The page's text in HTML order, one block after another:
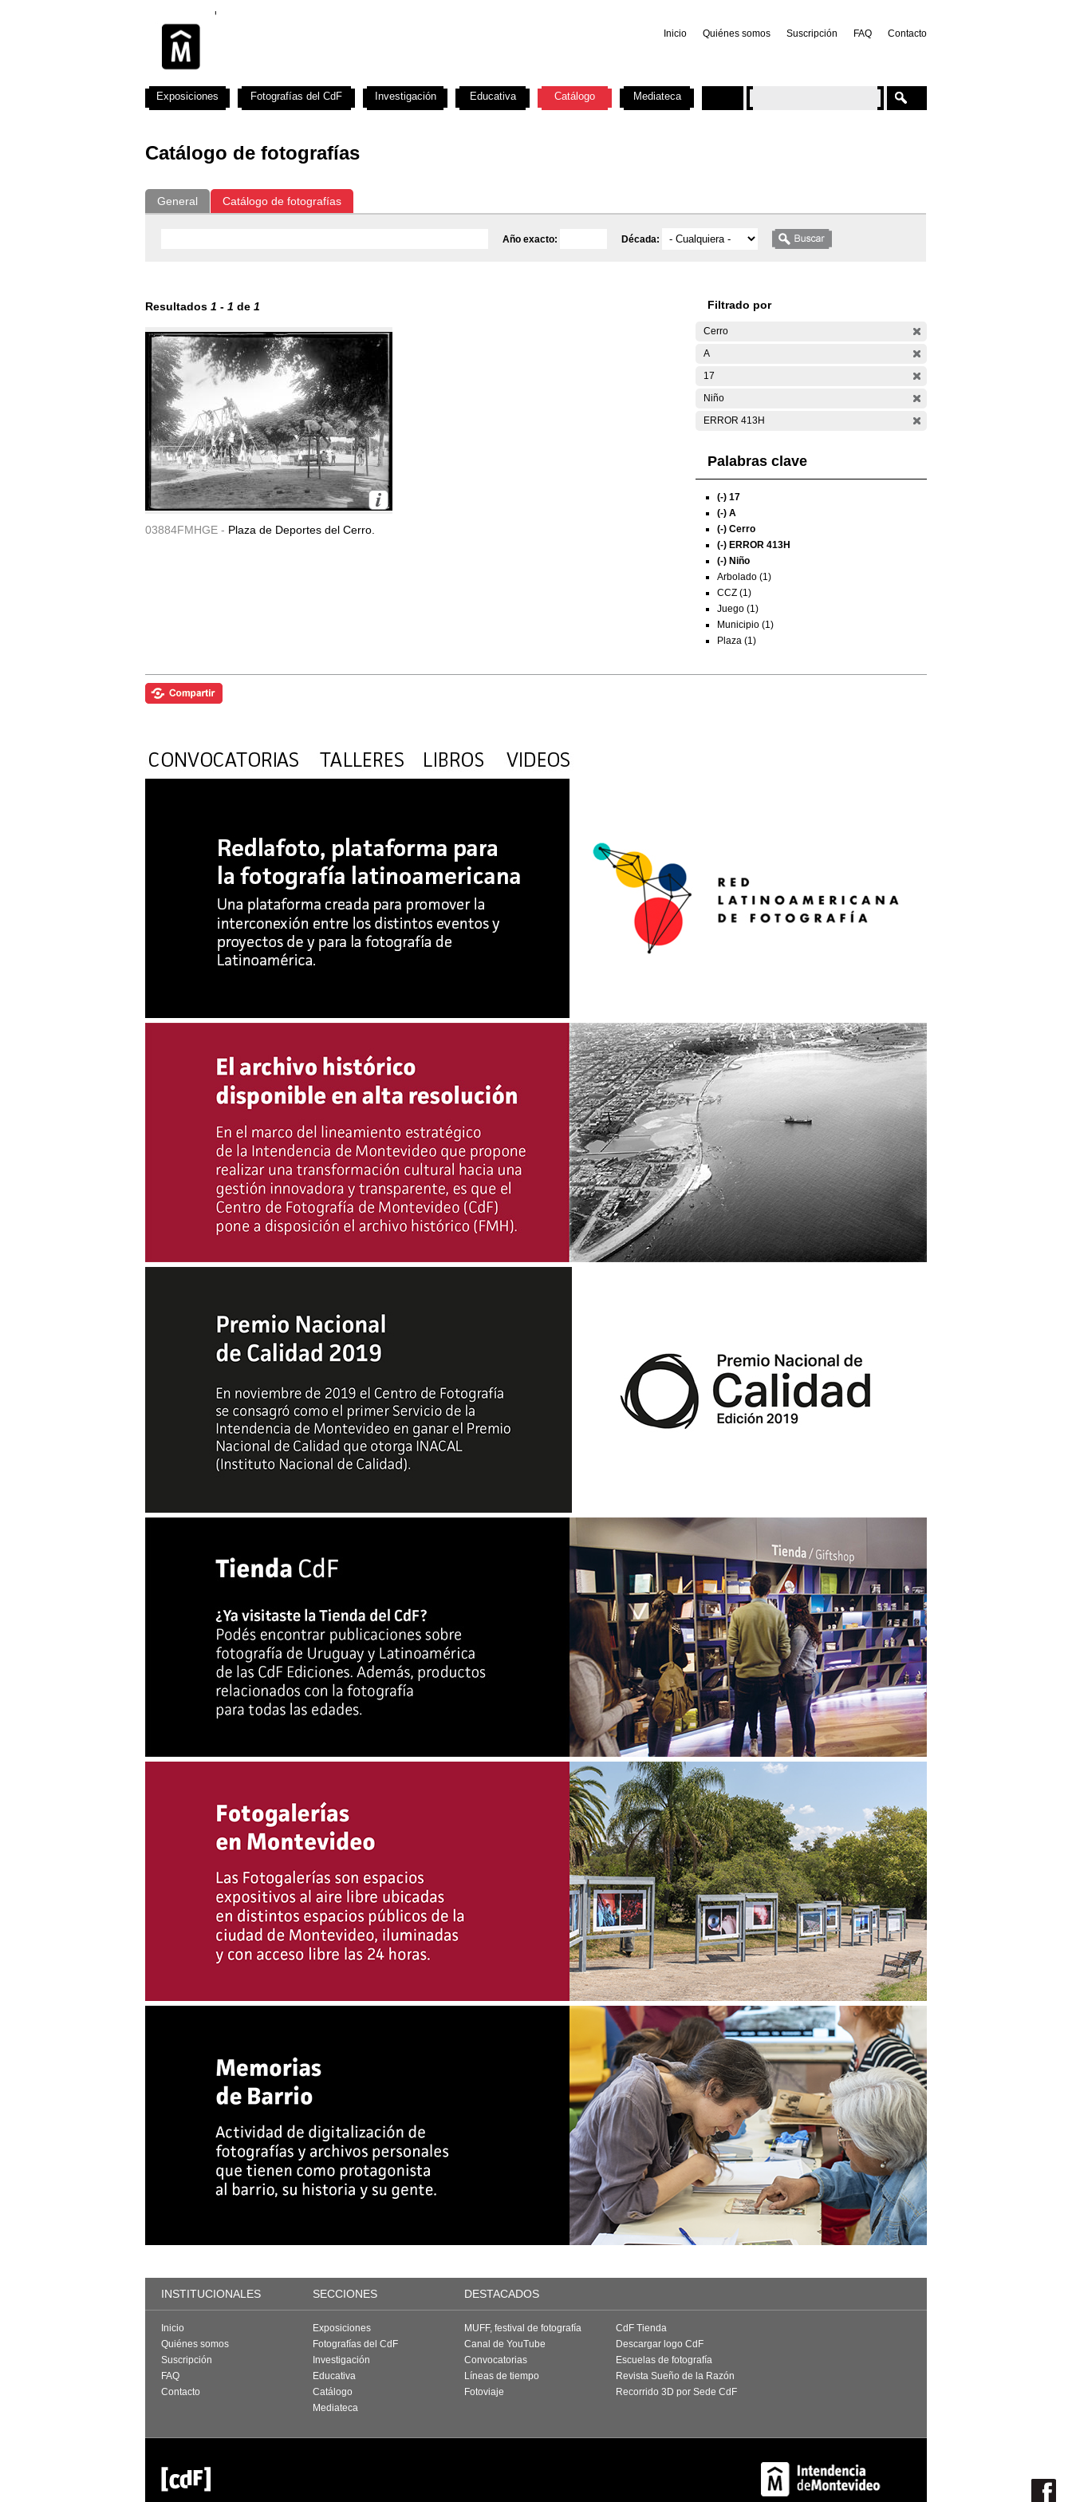
Inicio Quiénes somos Suscripción FAQ Contacto
Catálogo de fotografías
General Catálogo de fotografías
Año exacto: Década:
Resultados 1 - 1 de 1
03884FMHGE - Plaza de Deportes del Cerro.
Filtrado por
Cerro
A
17
Niño
ERROR 413H
Palabras clave
(-) 17
(-) A
(-) Cerro
(-) ERROR 413H
(-) Niño
Arbolado (1)
CCZ (1)
Juego (1)
Municipio (1)
Plaza (1)
Exposiciones Fotografías del CdF Investigación Educativa Catálogo Mediateca
INSTITUCIONALES SECCIONES DESTACADOS
Inicio
Quiénes somos
Suscripción
FAQ
Contacto
Exposiciones
Fotografías del CdF
Investigación
Educativa
Catálogo
Mediateca
MUFF, festival de fotografía
Canal de YouTube
Convocatorias
Líneas de tiempo
Fotoviaje
CdF Tienda
Descargar logo CdF
Escuelas de fotografía
Revista Sueño de la Razón
Recorrido 3D por Sede CdF